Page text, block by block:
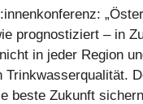
prognostiziert – in
in jeder Region
Trinkwasserqualität.
beste Zukunft